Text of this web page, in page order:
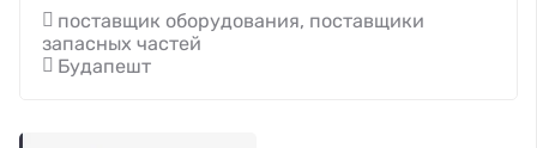
поставщик оборудования, поставщики
запасных частей
Будапешт